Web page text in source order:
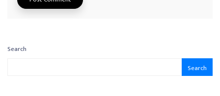
Search
Search